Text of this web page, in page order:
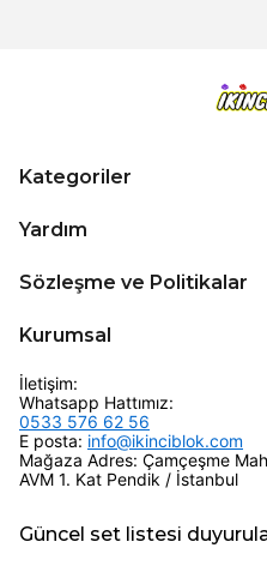
Kategoriler
Yardım
Sözleşme ve Politikalar
Kurumsal
İletişim:
Whatsapp Hattımız:
0533 576 62 56
E posta: info@ikinciblok.com
Mağaza Adres: Çamçeşme
AVM 1. Kat Pendik / İstanbul
Güncel set listesi